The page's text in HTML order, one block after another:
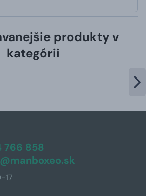
produkty v
kategórii
766 858
17